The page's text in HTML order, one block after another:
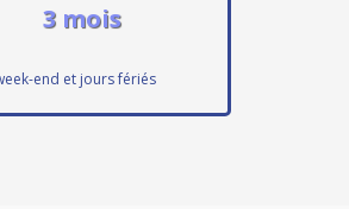
3 mois
end et jours fériés